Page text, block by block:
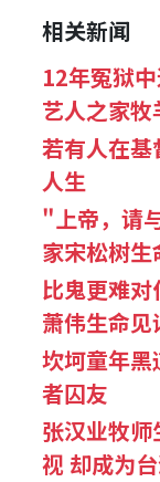
相关新闻
12年冤狱
艺人之家牧
若有人在
人生
"上帝，请
家宋松树
比鬼更难对
萧伟生命见
坎坷童年
者囚友
张汉业牧
视 却成为